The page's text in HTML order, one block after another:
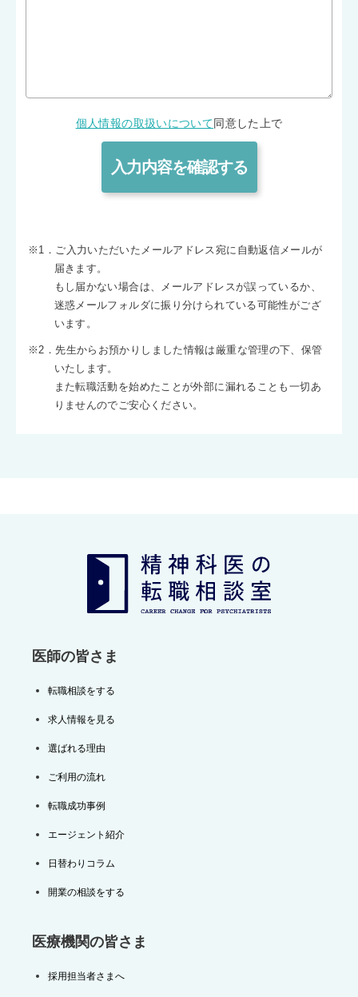
個人情報の取扱いについて 同意した上で
※1．ご入力いただいたメールアドレス宛に自動返信メールが
届きます。
もし届かない場合は、メールアドレスが誤っているか、
迷惑メールフォルダに振り分けられている可能性がござ
います。
※2．先生からお預かりしました情報は厳重な管理の下、保管
いたします。
また転職活動を始めたことが外部に漏れることも一切あ
りませんのでご安心ください。
医師の皆さま
転職相談をする
求人情報を見る
選ばれる理由
ご利用の流れ
転職成功事例
エージェント紹介
日替わりコラム
開業の相談をする
医療機関の皆さま
採用担当者さまへ